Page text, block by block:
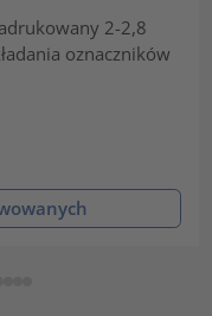
2-2,8
oznaczników